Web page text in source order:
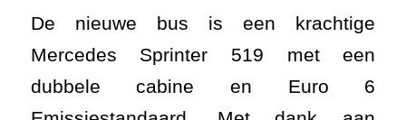
De nieuwe bus is een krachtige
Mercedes Sprinter 519 met een
dubbele cabine en Euro 6